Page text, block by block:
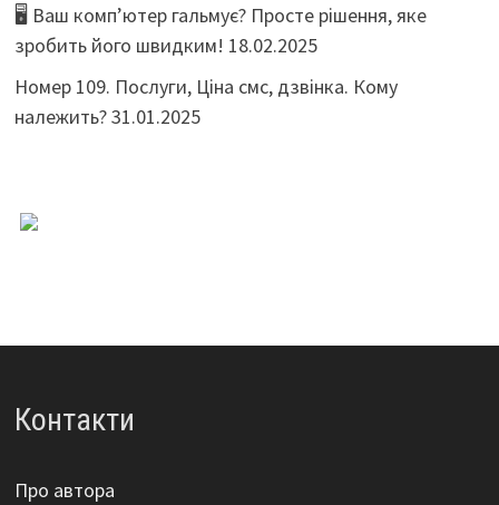
🖥️ Ваш комп’ютер гальмує? Просте рішення, яке
зробить його швидким! 18.02.2025
Номер 109. Послуги, Ціна смс, дзвінка. Кому
належить?31.01.2025
Контакти
Про автора